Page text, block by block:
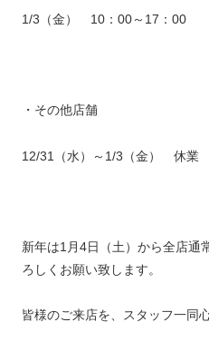
1/3（金） 10：00～17：00
・その他店舗
12/31（水）～1/3（金） 休業
新年は1月4日（土）から全店通
ろしくお願い致します。
皆様のご来店を、スタッフ一同